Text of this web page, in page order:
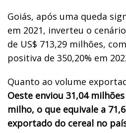
Goiás, após uma queda
em 2021, inverteu o
de US$ 713,29 milhões,
positiva de 350,20% em
Quanto ao volume
Oeste enviou 31,04
milho, o que equivale a
exportado do cereal no